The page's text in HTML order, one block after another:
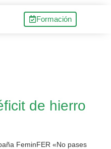
Formación
de hierro
FeminFER «No pases